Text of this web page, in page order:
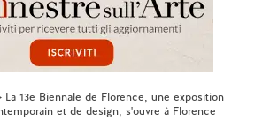
La 13e Biennale de Florence, une exposition
et de design, s'ouvre à Florence